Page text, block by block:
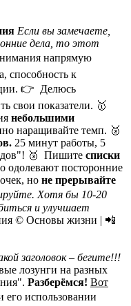
Если вы замечаете,
дела, то этот
напрямую
способность к
👉 Делюсь
свои показатели. 🥇
небольшими
наращивайте темп. 🥈
25 минут работы, 5
🥉 Пишите списки
одолевают посторонние
но не прерывайте
Хотя бы 10-20
и улучшает
© Основы жизни | 📲
заголовок – бегите!!!
лозунги на разных
Разберёмся! Вот
его использовании